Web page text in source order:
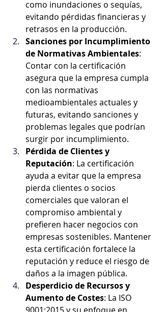
como inundaciones o sequías,
evitando pérdidas financieras y
retrasos en la producción.
Sanciones por Incumplimiento
de Normativas Ambientales:
Contar con la certificación
asegura que la empresa cumpla
con las normativas
medioambientales actuales y
futuras, evitando sanciones y
problemas legales que podrían
surgir por incumplimiento.
Pérdida de Clientes y
Reputación: La certificación
ayuda a evitar que la empresa
pierda clientes o socios
comerciales que valoran el
compromiso ambiental y
prefieren hacer negocios con
empresas sostenibles. Mantener
esta certificación fortalece la
reputación y reduce el riesgo de
daños a la imagen pública.
Desperdicio de Recursos y
Aumento de Costes: La ISO